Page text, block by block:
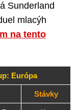
Sunderland
mlacýh
na tento
Európa
Stávky